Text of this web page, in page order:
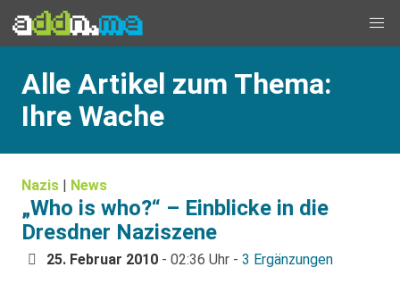
Alle Artikel zum Thema:
Ihre Wache
Nazis | News
„Who is who?“ – Einblicke in die
Dresdner Naziszene
25. Februar 2010 - 02:36 Uhr - 3 Ergänzungen